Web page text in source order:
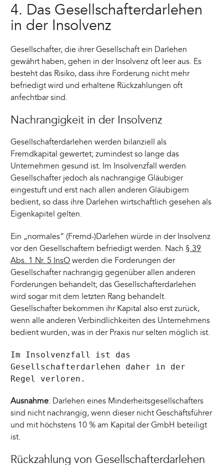
4. Das Gesellschafterdarlehen
in der Insolvenz
Gesellschafter, die ihrer Gesellschaft ein Darlehen
gewährt haben, gehen in der Insolvenz oft leer aus. Es
besteht das Risiko, dass ihre Forderung nicht mehr
befriedigt wird und erhaltene Rückzahlungen oft
anfechtbar sind.
Nachrangigkeit in der Insolvenz
Gesellschafterdarlehen werden bilanziell als
Fremdkapital gewertet; zumindest so lange das
Unternehmen gesund ist. Im Insolvenzfall werden
Gesellschafter jedoch als nachrangige Gläubiger
eingestuft und erst nach allen anderen Gläubigern
bedient, so dass ihre Darlehen wirtschaftlich gesehen als
Eigenkapitel gelten.
Ein „normales“ (Fremd-)Darlehen würde in der Insolvenz
vor den Gesellschaftern befriedigt werden. Nach § 39
Abs. 1 Nr. 5 InsO werden die Forderungen der
Gesellschafter nachrangig gegenüber allen anderen
Forderungen behandelt; das Gesellschafterdarlehen
wird sogar mit dem letzten Rang behandelt.
Gesellschafter bekommen ihr Kapital also erst zurück,
wenn alle anderen Verbindlichkeiten des Unternehmens
bedient wurden, was in der Praxis nur selten möglich ist.
Im Insolvenzfall ist das
Gesellschafterdarlehen daher in der
Regel verloren.
Ausnahme: Darlehen eines Minderheitsgesellschafters
sind nicht nachrangig, wenn dieser nicht Geschäftsführer
und mit höchstens 10 % am Kapital der GmbH beteiligt
ist.
Rückzahlung von Gesellschafterdarlehen